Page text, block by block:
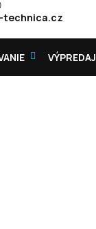
technica.cz
VÝPREDAJ